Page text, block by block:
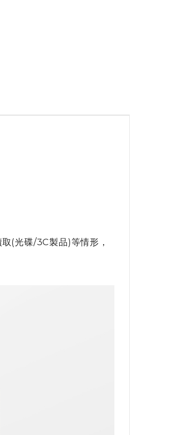
(光碟/3C製品)等情形，